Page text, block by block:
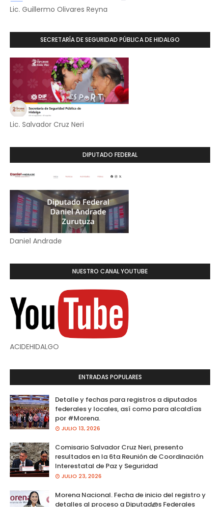
Lic. Guillermo Olivares Reyna
SECRETARÍA DE SEGURIDAD PÚBLICA DE HIDALGO
Lic. Salvador Cruz Neri
DIPUTADO FEDERAL
Daniel Andrade
NUESTRO CANAL YOUTUBE
ACIDEHIDALGO
ENTRADAS POPULARES
Detalle y fechas para registros a diputados
federales y locales, así como para alcaldías
por #Morena.
JULIO 13, 2026
Comisario Salvador Cruz Neri, presento
resultados en la 6ta Reunión de Coordinación
Interestatal de Paz y Seguridad
JULIO 23, 2026
Morena Nacional. Fecha de inicio del registro y
detalles al proceso a Diputad@s Federales